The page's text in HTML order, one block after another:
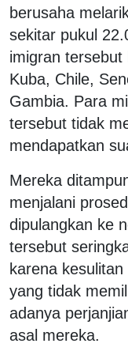
berusaha
sekitar pukul
imigran tersebut
Kuba, Chile,
Gambia. Para
tersebut tidak
mendapatkan
Mereka
menjalani
dipulangkan ke
tersebut
karena
yang tidak
adanya
asal mereka.